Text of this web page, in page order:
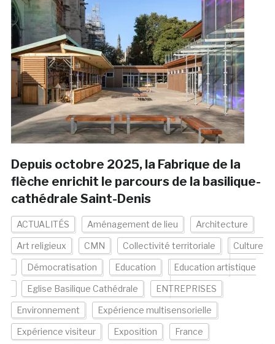
Depuis octobre 2025, la Fabrique de la
flèche enrichit le parcours de la basilique-
cathédrale Saint-Denis
ACTUALITÉS Aménagement de lieu Architecture
Art religieux CMN Collectivité territoriale Culture
Démocratisation Education Education artistique
Eglise Basilique Cathédrale ENTREPRISES
Environnement Expérience multisensorielle
Expérience visiteur Exposition France